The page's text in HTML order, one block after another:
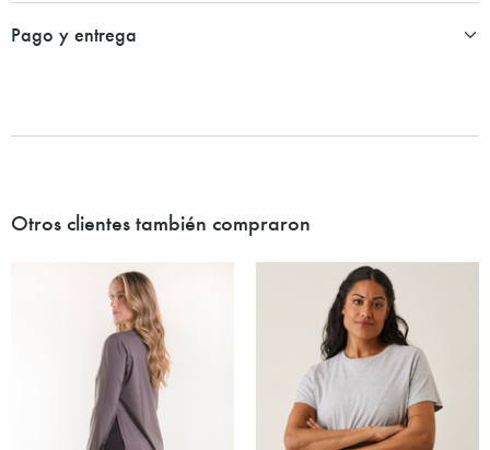
Pago y entrega
Otros clientes también compraron